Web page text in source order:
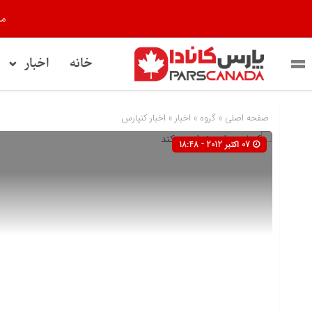
خانه اخبار
صفحه اصلی » گروه » اخبار » اخبار کنپارس